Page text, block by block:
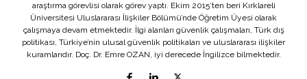
araştırma görevlisi olarak görev yaptı. Ekim 2015’ten beri Kırklareli
Üniversitesi Uluslararası İlişkiler Bölümü’nde Öğretim Üyesi olarak
çalışmaya devam etmektedir. İlgi alanları güvenlik çalışmaları, Türk dış
politikası, Türkiye’nin ulusal güvenlik politikaları ve uluslararası ilişkiler
kuramlarıdır. Doç. Dr. Emre OZAN, iyi derecede İngilizce bilmektedir.